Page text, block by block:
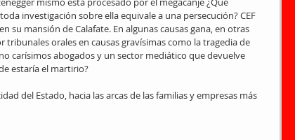
investigación sobre ella equivale a una persecución? CEF
su mansión de Calafate. En algunas causas gana, en otras
tribunales orales en causas gravísimas como la tragedia de
carísimos abogados y un sector mediático que devuelve
estaría el martirio?
del Estado, hacia las arcas de las familias y empresas más